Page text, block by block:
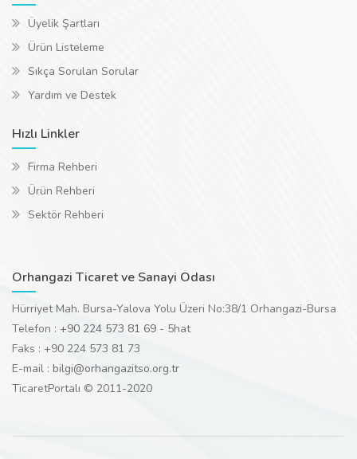
Üyelik Şartları
Ürün Listeleme
Sıkça Sorulan Sorular
Yardım ve Destek
Hızlı Linkler
Firma Rehberi
Ürün Rehberi
Sektör Rehberi
Orhangazi Ticaret ve Sanayi Odası
Hürriyet Mah. Bursa-Yalova Yolu Üzeri No:38/1 Orhangazi-Bursa
Telefon : +90 224 573 81 69 - 5hat
Faks : +90 224 573 81 73
E-mail : bilgi@orhangazitso.org.tr
TicaretPortalı © 2011-2020